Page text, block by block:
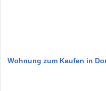
Wohnung zum Kaufen in